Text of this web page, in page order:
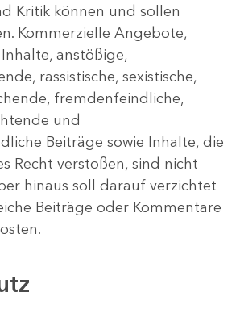
Kritik können und sollen
Kommerzielle Angebote,
anstößige,
rassistische, sexistische,
fremdenfeindliche,
und
Beiträge sowie Inhalte, die
Recht verstoßen, sind nicht
hinaus soll darauf verzichtet
Beiträge oder Kommentare